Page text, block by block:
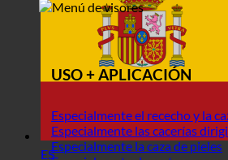
ES
USO + APLICACIÓN
Especialmente el rececho y la
Especialmente las cacerías
Especialmente la caza de pieles